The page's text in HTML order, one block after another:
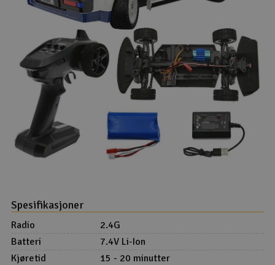
Spesifikasjoner
Radio
2.4G
Batteri
7.4V Li-Ion
Kjøretid
15 - 20 minutter